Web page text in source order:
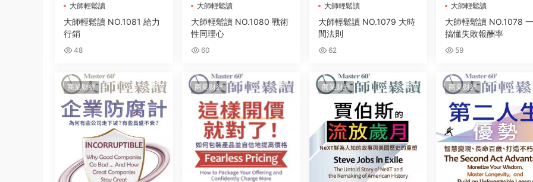
大師輕鬆讀
大師輕鬆讀 NO.1081 給力
行銷
48
大師輕鬆讀
大師輕鬆讀 NO.1080 戰術
性同理心
60
大師輕鬆讀
大師輕鬆讀 NO.1079 大時
間法則
62
大師輕鬆讀
大師輕鬆讀 NO.1078
搞懂失敗報酬率
59
商業财經 商業财經 商業财經 商業财經